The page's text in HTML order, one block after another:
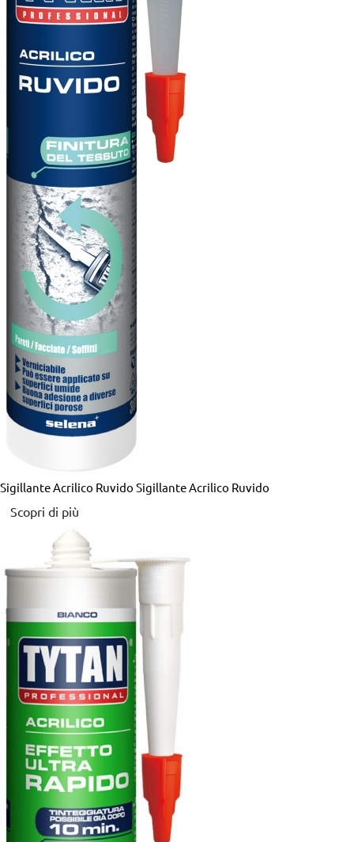
Sigillante Acrilico Ruvido Sigillante Acrilico Ruvido
Scopri di più